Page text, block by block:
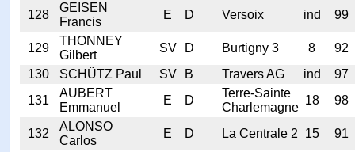
128
GEISEN
Francis
E D Versoix ind 99
129
THONNEY
Gilbert
SV D Burtigny 3 8
92
130
SCHÜTZ Paul SV B Travers AG ind
97
131
AUBERT
Emmanuel
E D
Terre-Sainte
Charlemagne
18 98
132
ALONSO
Carlos
E D La Centrale 2 15
91